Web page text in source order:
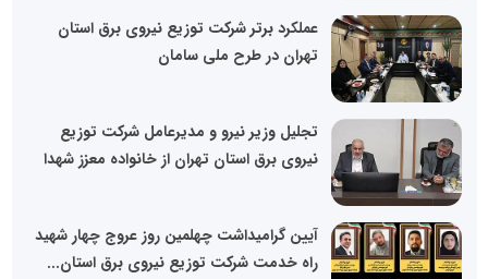
عملکرد برتر شرکت توزیع نیروی برق استان
تهران در طرح ملی سامان
تجلیل وزیر نیرو و مدیرعامل شرکت توزیع
نیروی برق استان تهران از خانواده معزز شهدا
آیین گرامیداشت چهلمین روز عروج چهار شهید
راه خدمت شرکت توزیع نیروی برق استان...